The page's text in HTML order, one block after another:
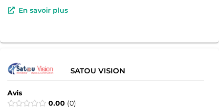
En savoir plus
SATOU VISION
Avis
0.00 0